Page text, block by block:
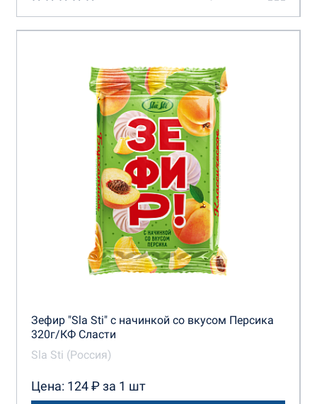
Зефир "Sla Sti" с начинкой со вкусом Персика
320г/КФ Сласти
Sla Sti (Россия)
Цена: 124 ₽ за 1 шт